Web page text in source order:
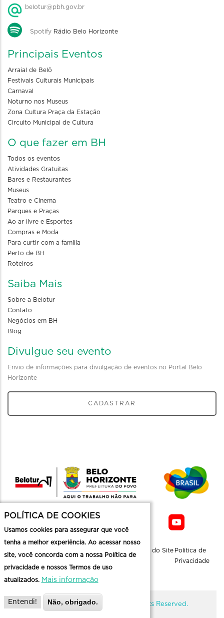
belotur@pbh.gov.br
Spotify Rádio Belo Horizonte
Principais Eventos
Arraial de Belô
Festivais Culturais Municipais
Carnaval
Noturno nos Museus
Zona Cultura Praça da Estação
Circuito Municipal de Cultura
O que fazer em BH
Todos os eventos
Atividades Gratuitas
Bares e Restaurantes
Museus
Teatro e Cinema
Parques e Praças
Ao ar livre e Esportes
Compras e Moda
Para curtir com a familia
Perto de BH
Roteiros
Saiba Mais
Sobre a Belotur
Contato
Negócios em BH
Blog
Divulgue seu evento
Envio de informações para divulgação de eventos no Portal Belo
Horizonte
CADASTRAR
Mapa do Site Politica de
Privacidade
@ Copyright Belotur 2026. All Rights Reserved.
POLÍTICA DE COOKIES
Usamos cookies para assegurar que você
tenha a melhor experiência. Ao acessar nosso
site, você concorda com a nossa Política de
privacidade e nossos Termos de uso
atualizados. Mais informação
Entendi! Não, obrigado.